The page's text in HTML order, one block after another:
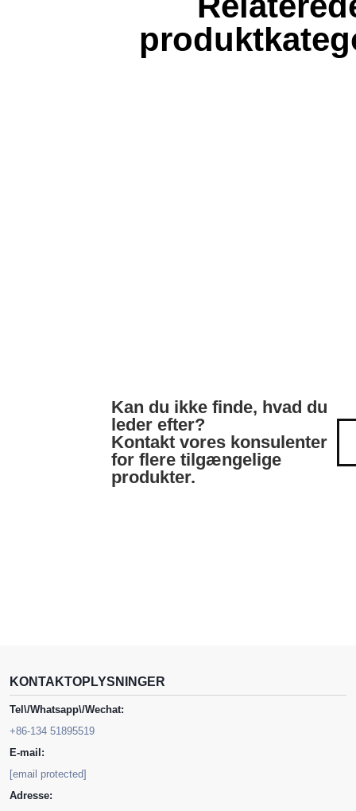
Kan du ikke finde, hvad du
leder efter?
Kontakt vores konsulenter
for flere tilgængelige
produkter.
KONTAKTOPLYSNINGER
Tel\/Whatsapp\/Wechat:
+86-134 51895519
E-mail:
[email protected]
Adresse: